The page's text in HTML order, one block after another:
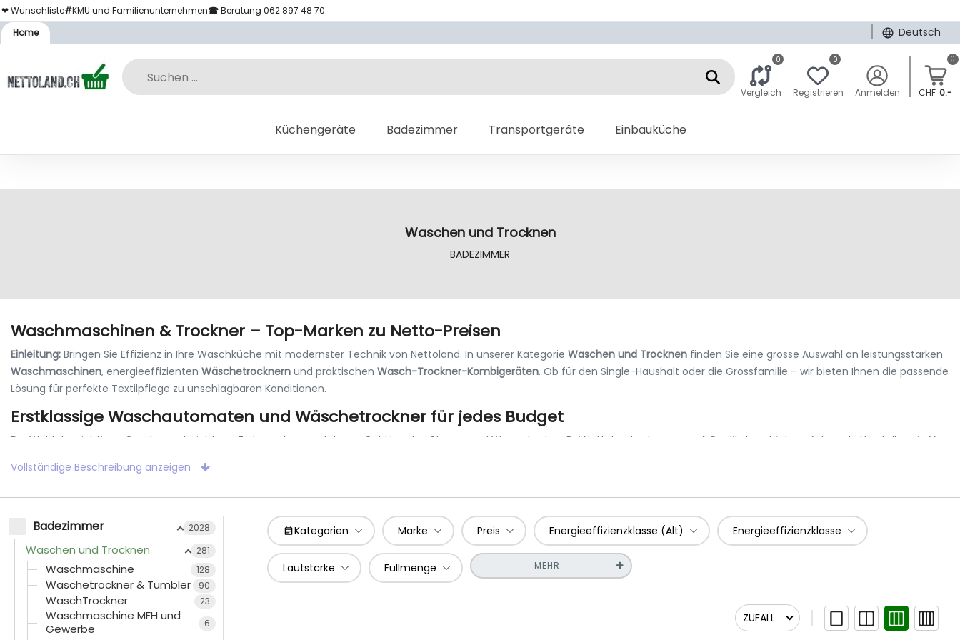
❤ Wunschliste#KMU und Familienunternehmen☎Beratung 062 897 48 70
Home
Deutsch
0
Vergleich
0
Registrieren Anmelden
0
CHF 0.-
Küchengeräte Badezimmer Transportgeräte Einbauküche
Waschen und Trocknen
BADEZIMMER
Waschmaschinen & Trockner – Top-Marken zu Netto-Preisen
Einleitung: Bringen Sie Effizienz in Ihre Waschküche mit modernster Technik von Nettoland. In unserer Kategorie Waschen und Trocknen finden Sie eine grosse Auswahl an leistungsstarken
Waschmaschinen, energieeffizienten Wäschetrocknern und praktischen Wasch-Trockner-Kombigeräten. Ob für den Single-Haushalt oder die Grossfamilie – wir bieten Ihnen die passende
Lösung für perfekte Textilpflege zu unschlagbaren Konditionen.
Erstklassige Waschautomaten und Wäschetrockner für jedes Budget
Die Wahl des richtigen Geräts spart nicht nur Zeit, sondern auch bares Geld bei den Strom- und Wasserkosten. Bei Nettoland setzen wir auf Qualität und führen führende Hersteller wie V-
Flexible Bauformen für jeden Platzbedarf.
Wärmepumpentrockner:
Maximale Energieeffizienz (A+++) für schonendes Trocknen.
Wasch-Trockner:Die ideale 2-in-1 Lösung für kleine Räume.
Zubehör für die Waschküche:
Zwischenbausätze, Vibrationsdämpfer und mehr.
Warum Geräte bei Nettoland online bestellen?
Vollständige Beschreibung anzeigen
Badezimmer 2028
Waschen und Trocknen 281
Waschmaschine 128
Wäschetrockner & Tumbler 90
WaschTrockner 23
Waschmaschine MFH und
Gewerbe
6
Kategorien Marke Preis Energieeffizienzklasse (Alt) Energieeffizienzklasse
Lautstärke Füllmenge MEHR
ZUFALL